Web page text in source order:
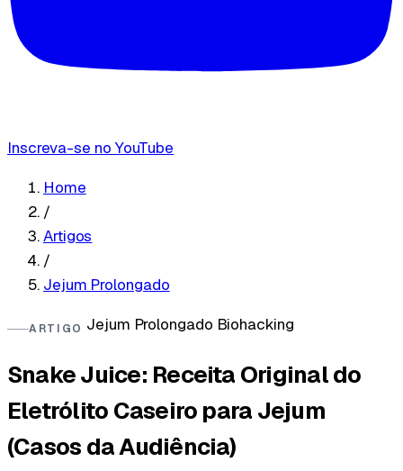
Inscreva-se no YouTube
Home
/
Artigos
/
Jejum Prolongado
ARTIGO Jejum Prolongado Biohacking
Snake Juice: Receita Original do
Eletrólito Caseiro para Jejum
(Casos da Audiência)